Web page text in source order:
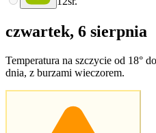
czwartek, 6 sierpnia
Temperatura na szczycie od 18°
dnia, z burzami wieczorem.